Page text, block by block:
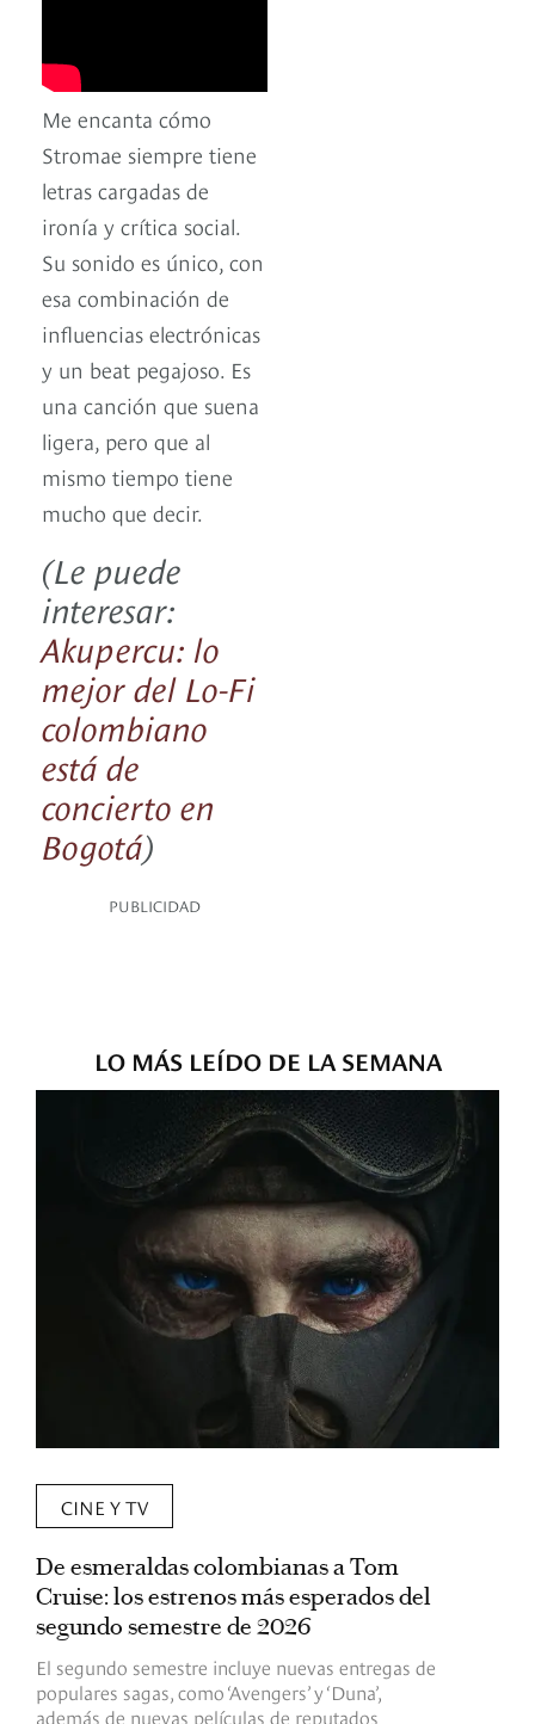
Me encanta cómo
Stromae siempre tiene
letras cargadas de
ironía y crítica social.
Su sonido es único, con
esa combinación de
influencias electrónicas
y un beat pegajoso. Es
una canción que suena
ligera, pero que al
mismo tiempo tiene
mucho que decir.
(Le puede
interesar:
Akupercu: lo
mejor del Lo-Fi
colombiano
está de
concierto en
Bogotá)
PUBLICIDAD
LO MÁS LEÍDO DE LA SEMANA
CINE Y TV
De esmeraldas colombianas a Tom
Cruise: los estrenos más esperados del
segundo semestre de 2026
El segundo semestre incluye nuevas entregas de
populares sagas, como ‘Avengers’ y ‘Duna’,
además de nuevas películas de reputados